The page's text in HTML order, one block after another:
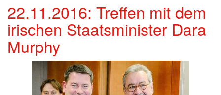
22.11.2016: Treffen mit dem
irischen Staatsminister Dara
Murphy